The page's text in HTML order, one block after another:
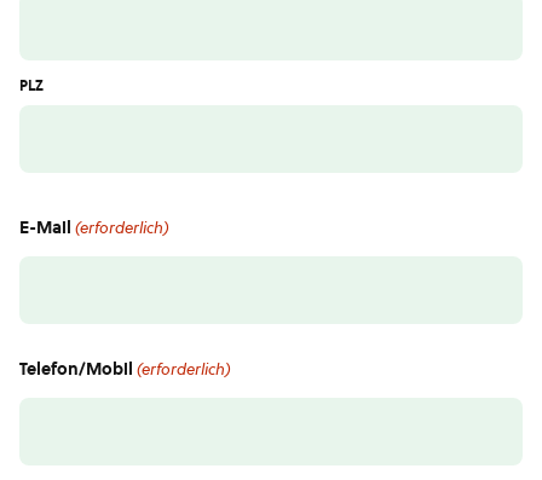
PLZ
E-Mail (erforderlich)
Telefon/Mobil (erforderlich)